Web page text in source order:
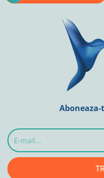
E-
mail...